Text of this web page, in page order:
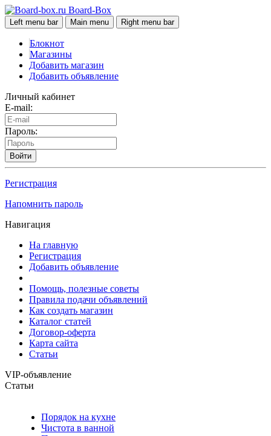
Board-Box
Left menu bar Main menu Right menu bar
Блокнот
Магазины
Добавить магазин
Добавить объявление
Личный кабинет
E-mail:
Пароль:
Войти
Регистрация
Напомнить пароль
Навигация
На главную
Регистрация
Добавить объявление
Помощь, полезные советы
Правила подачи объявлений
Как создать магазин
Каталог статей
Договор-оферта
Карта сайта
Статьи
VIP-объявление
Статьи
Порядок на кухне
Чистота в ванной